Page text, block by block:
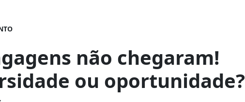
não chegaram!
ou oportunidade?